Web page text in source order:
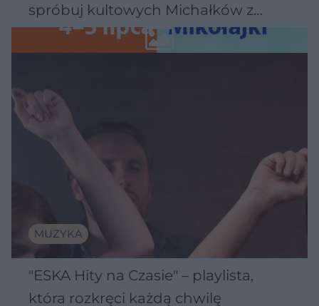
spróbuj kultowych Michałków z
Wawelu
MUZYKA
"ESKA Hity na Czasie" – playlista,
która rozkręci każdą chwilę